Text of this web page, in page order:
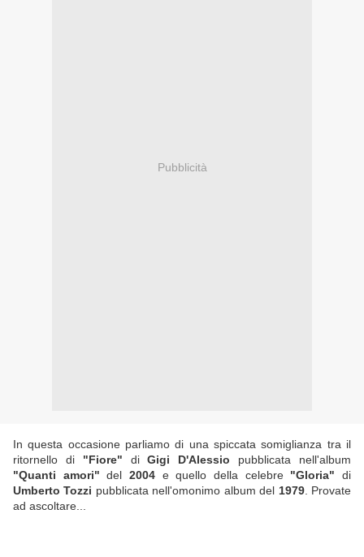
Pubblicità
In questa occasione parliamo di una spiccata somiglianza tra il
ritornello di "Fiore" diGigi D'Alessio pubblicata nell'album
"Quanti amori" del2004 e quello della celebre "Gloria" di
Umberto Tozzi pubblicata nell'omonimo album del 1979. Provate
ad ascoltare...